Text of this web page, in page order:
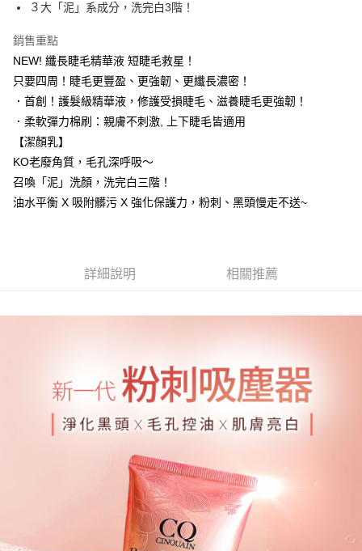
付款後全家取貨
7-11取貨付款
每筆NT$85，滿NT$799(含以上)免運費
每筆NT$85，滿NT$599(含以上)免運費
宅配
每筆NT$85，滿NT$599(含以上)免運費
３大「泥」系成分，洗完白3階！
銷售重點
NEW! 纖長睫毛精華液 短睫毛救星！
只要四周！睫毛更豐盈、更強韌、更纖長濃密！
．首創！護髮級精華液，修護受損睫毛、滋養睫毛更強韌！
．柔軟彈力棉刷：親膚不刺激, 上下睫毛皆適用
【潔顏乳】
KO老廢角質，毛孔深呼吸～
召喚「泥」洗顏，洗完白三階！
油水平衡 X 吸附髒污 X 強化保護力，粉刺、黑頭慢走不送~
詳細說明 相關推薦